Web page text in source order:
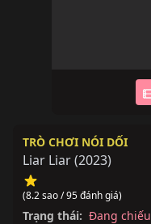
TRÒ CHƠI NÓI DỐI
Liar Liar(2023)
(8.2 sao / 95 đánh giá)
Trạng thái: Đang chiếu